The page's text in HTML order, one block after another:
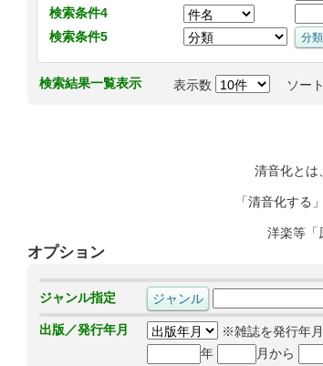
検索条件4
検索条件5
検索結果一覧表示 表示数 ソー
清音化とは
「清音化する
洋楽等「
オプション
ジャンル指定
出版／発行年月
※雑誌を発行年
年
月から